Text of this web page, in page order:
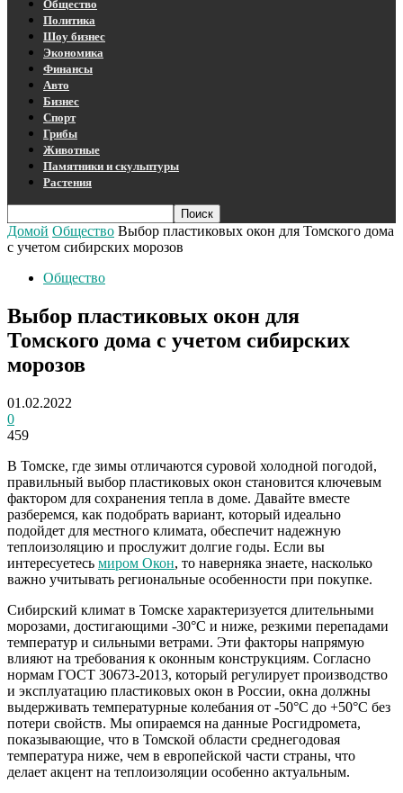
Общество
Политика
Шоу бизнес
Экономика
Финансы
Авто
Бизнес
Спорт
Грибы
Животные
Памятники и скульптуры
Растения
Домой Общество Выбор пластиковых окон для Томского дома
с учетом сибирских морозов
Общество
Выбор пластиковых окон для
Томского дома с учетом сибирских
морозов
01.02.2022
0
459
В Томске, где зимы отличаются суровой холодной погодой,
правильный выбор пластиковых окон становится ключевым
фактором для сохранения тепла в доме. Давайте вместе
разберемся, как подобрать вариант, который идеально
подойдет для местного климата, обеспечит надежную
теплоизоляцию и прослужит долгие годы. Если вы
интересуетесь миром Окон, то наверняка знаете, насколько
важно учитывать региональные особенности при покупке.
Сибирский климат в Томске характеризуется длительными
морозами, достигающими -30°C и ниже, резкими перепадами
температур и сильными ветрами. Эти факторы напрямую
влияют на требования к оконным конструкциям. Согласно
нормам ГОСТ 30673-2013, который регулирует производство
и эксплуатацию пластиковых окон в России, окна должны
выдерживать температурные колебания от -50°C до +50°C без
потери свойств. Мы опираемся на данные Росгидромета,
показывающие, что в Томской области среднегодовая
температура ниже, чем в европейской части страны, что
делает акцент на теплоизоляции особенно актуальным.